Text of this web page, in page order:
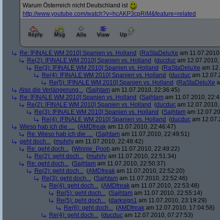
Warum Österreich nicht Deutschland ist
http://www.youtube.com/watch?v=hcAKP3cpRiM&feature=related
Re: [FINALE WM 2010] Spanien vs. Holland (RaStaDeluXe am
Re(2): [FINALE WM 2010] Spanien vs. Holland (ducduc am
Re(3): [FINALE WM 2010] Spanien vs. Holland (RaStaDeluXe am
Re(4): [FINALE WM 2010] Spanien vs. Holland (ducduc am
Re(5): [FINALE WM 2010] Spanien vs. Holland (RaStaDeluXe
Also die Verlängerung... (Sajhtam am 11.07.2010, 22:36:45)
Re: [FINALE WM 2010] Spanien vs. Holland (Sajhtam am 11.07.2010,
Re(2): [FINALE WM 2010] Spanien vs. Holland (ducduc am
Re(3): [FINALE WM 2010] Spanien vs. Holland (Sajhtam am
Re(4): [FINALE WM 2010] Spanien vs. Holland (ducduc am
Wieso hab ich die .... (AMDfreak am 11.07.2010, 22:46:47)
Re: Wieso hab ich die .... (Sajhtam am 11.07.2010, 22:49:51)
geht doch... (muhrly am 11.07.2010, 22:48:42)
Re: geht doch... (Winnie_Pooh am 11.07.2010, 22:49:22)
Re(2): geht doch... (muhrly am 11.07.2010, 22:51:34)
Re: geht doch... (Sajhtam am 11.07.2010, 22:50:37)
Re(2): geht doch... (AMDfreak am 11.07.2010, 22:52:20)
Re(3): geht doch... (Sajhtam am 11.07.2010, 22:52:46)
Re(4): geht doch... (AMDfreak am 11.07.2010, 22:53:48)
Re(5): geht doch... (Sajhtam am 11.07.2010, 22:55:14)
Re(5): geht doch... (darksign1 am 11.07.2010, 23:19:29)
Re(6): geht doch... (AMDfreak am 12.07.2010, 17:04:58)
Re(4): geht doch... (ducduc am 12.07.2010, 07:27:53)